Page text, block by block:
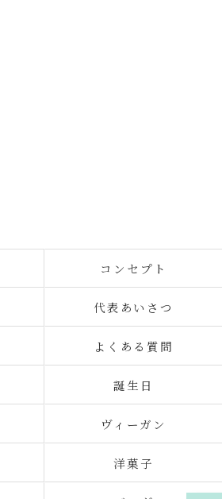
コンセプト
代表あいさつ
よくある質問
誕生日
ヴィーガン
洋菓子